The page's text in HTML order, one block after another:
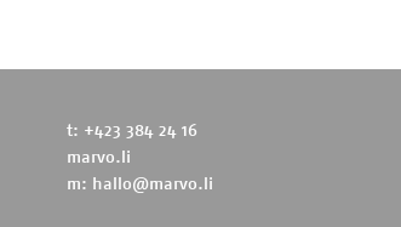
t: +423 384 24 16
marvo.li
m: hallo@marvo.li